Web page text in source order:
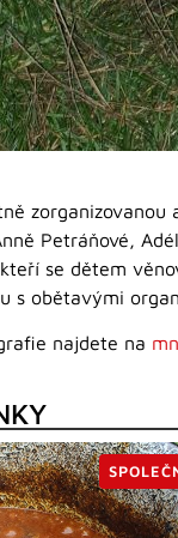
zorganizovanou
Petráňové,
se dětem
s obětavými
najdete na